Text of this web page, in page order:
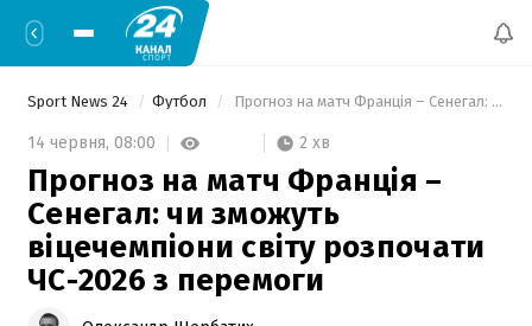
Sport News 24 Футбол Прогноз на матч Франція – Сенегал: чи зможуть віцечемпіони світу розпочати ЧС-2026 з перемоги
14 червня, 08:00 2 хв
Прогноз на матч Франція –
Сенегал: чи зможуть
віцечемпіони світу розпочати
ЧС-2026 з перемоги